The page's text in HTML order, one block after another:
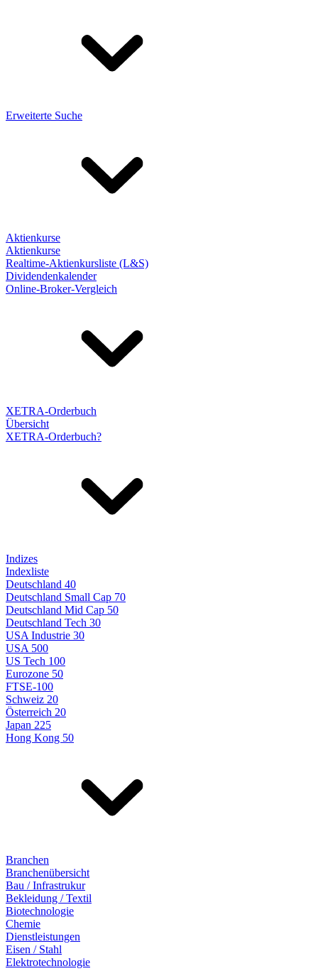
Erweiterte Suche
Aktienkurse
Aktienkurse
Realtime-Aktienkursliste (L&S)
Dividendenkalender
Online-Broker-Vergleich
XETRA-Orderbuch
Übersicht
XETRA-Orderbuch?
Indizes
Indexliste
Deutschland 40
Deutschland Small Cap 70
Deutschland Mid Cap 50
Deutschland Tech 30
USA Industrie 30
USA 500
US Tech 100
Eurozone 50
FTSE-100
Schweiz 20
Österreich 20
Japan 225
Hong Kong 50
Branchen
Branchenübersicht
Bau / Infrastrukur
Bekleidung / Textil
Biotechnologie
Chemie
Dienstleistungen
Eisen / Stahl
Elektrotechnologie